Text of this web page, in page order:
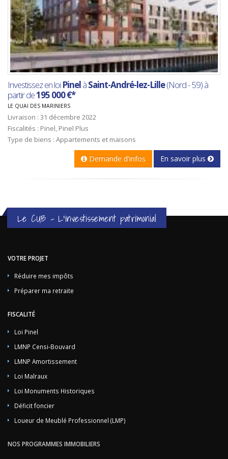
Investissez en loiPinelàSaint-André-lez-Lille(Nord - 59) à
partir de195 000 €*
LE QUAI DES MARINIERS
Livraison : 31 décembre 2022
Fiscalités : Pinel, Pinel Plus
Type de biens : Appartements et maisons
Demande d'infos En savoir plus
Le CUB - L'investissement patrimonial
VOTRE PROJET
Réduire mes impôts
Préparer ma retraite
FISCALITÉ
Loi Pinel
LMNP Censi-Bouvard
LMNP Amortissement
Loi Malraux
Loi Monuments Historiques
Déficit foncier
Loueur de Meublé Professionnel (LMP)
NOS PROGRAMMES IMMOBILIERS